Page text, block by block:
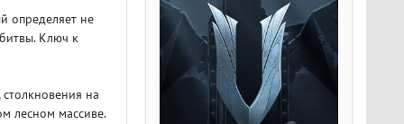
определяет не
Ключ к
на
лесном массиве.